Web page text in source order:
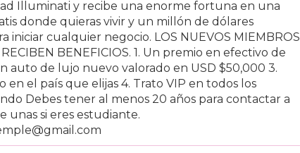
Illuminati y recibe una enorme fortuna en una
donde quieras vivir y un millón de dólares
iniciar cualquier negocio. LOS NUEVOS MIEMBROS
BENEFICIOS. 1. Un premio en efectivo de
auto de lujo nuevo valorado en USD $50,000 3.
en el país que elijas 4. Trato VIP en todos los
Debes tener al menos 20 años para contactar a
unas si eres estudiante.